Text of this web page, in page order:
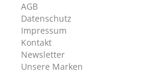
AGB
Datenschutz
Impressum
Kontakt
Newsletter
Unsere Marken